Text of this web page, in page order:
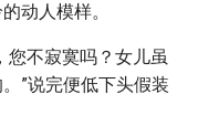
动人模样。
您不寂寞吗？女儿虽
”说完便低下头假装